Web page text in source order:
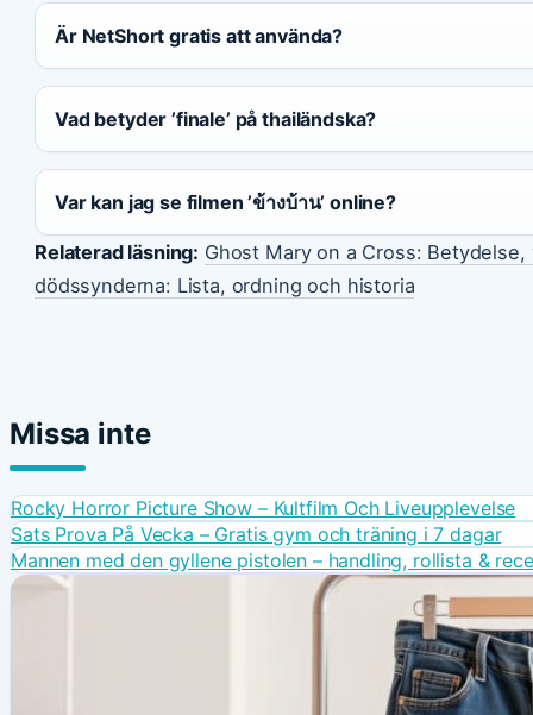
Är NetShort gratis att använda?
Vad betyder ’finale’ på thailändska?
Var kan jag se filmen ’ข้างบ้าน’ online?
Relaterad läsning: Ghost Mary on a Cross:
dödssynderna: Lista, ordning och historia
Missa inte
Rocky Horror Picture Show – Kultfilm Och Liveupplevelse
Sats Prova På Vecka – Gratis gym och träning i 7 dagar
Mannen med den gyllene pistolen – handling, rollista &